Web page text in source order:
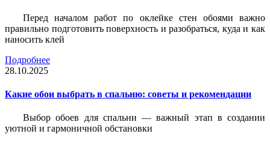
Перед началом работ по оклейке стен обоями важно
правильно подготовить поверхность и разобраться, куда и как
наносить клей
Подробнее
28.10.2025
Какие обои выбрать в спальню: советы и рекомендации
Выбор обоев для спальни — важный этап в создании
уютной и гармоничной обстановки